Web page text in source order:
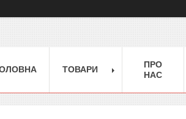
ТОВАРИ
ПРО
НАС